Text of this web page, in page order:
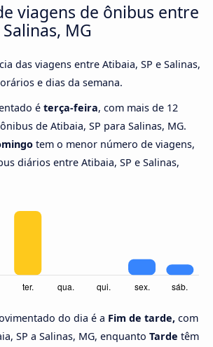
viagens de ônibus entre
MG
das viagens entre Atibaia, SP e Salinas,
e dias da semana.
é terça-feira, com mais de 12
de Atibaia, SP para Salinas, MG.
tem o menor número de viagens,
diários entre Atibaia, SP e Salinas,
do dia é a Fim de tarde, com
SP a Salinas, MG, enquanto Tarde têm